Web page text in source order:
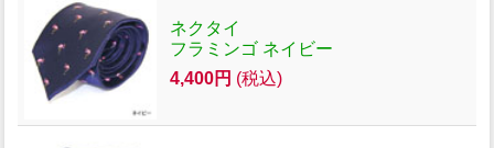
ネクタイ
フラミンゴ ネイビー
4,400円 (税込)